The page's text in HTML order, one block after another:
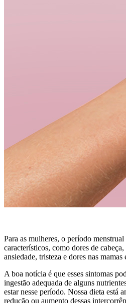
Para as mulheres, o período
característicos, como dores de
ansiedade, tristeza e dores nas mamas
A boa notícia é que esses sintomas
ingestão adequada de alguns
estar nesse período. Nossa dieta está
redução ou aumento dessas